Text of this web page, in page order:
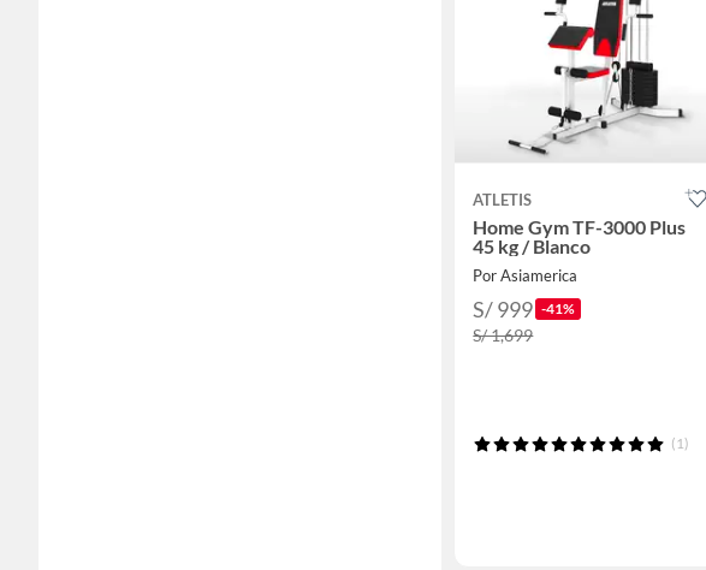
ATLETIS
Home Gym TF-3000 Plus
45 kg / Blanco
Por Asiamerica
S/ 999 -41%
S/ 1,699
(1)